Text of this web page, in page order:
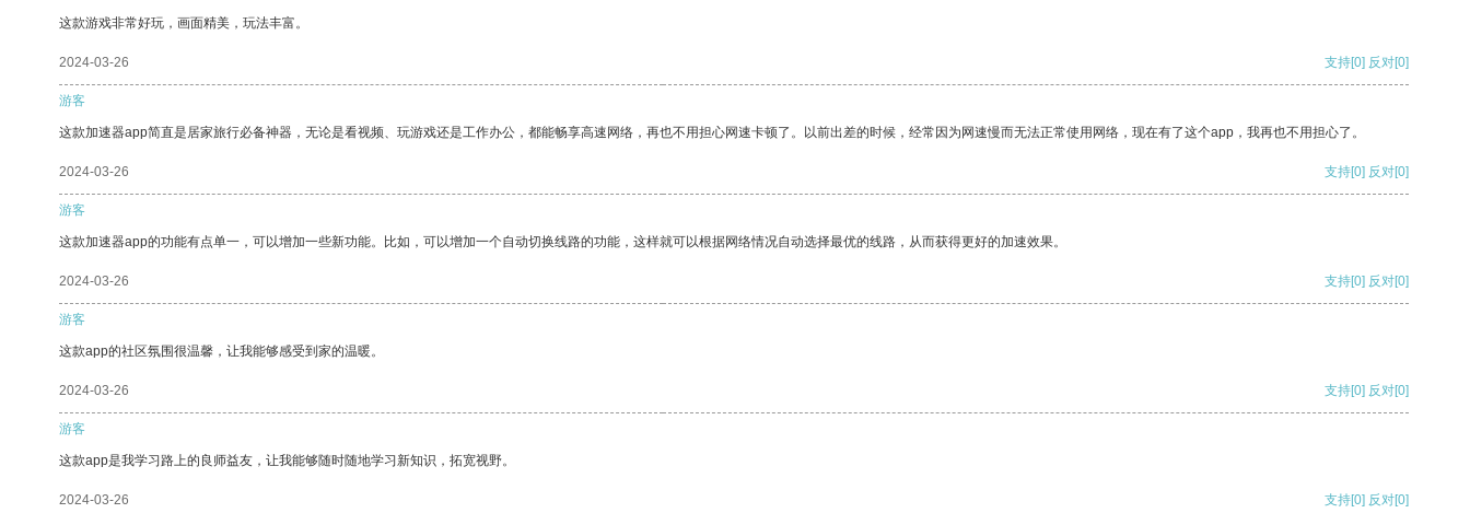
这款游戏非常好玩，画面精美，玩法丰富。
2024-03-26 支持[0] 反对[0]
游客
这款加速器app简直是居家旅行必备神器，无论是看视频、玩游戏还是工作办公，都能畅享高速网络，再也不用担心网速卡顿了。以前出差的时候，经常因为网速慢而无法正常使用网络，现在有了这个app，我再也不用担心了。
2024-03-26 支持[0] 反对[0]
游客
这款加速器app的功能有点单一，可以增加一些新功能。比如，可以增加一个自动切换线路的功能，这样就可以根据网络情况自动选择最优的线路，从而获得更好的加速效果。
2024-03-26 支持[0] 反对[0]
游客
这款app的社区氛围很温馨，让我能够感受到家的温暖。
2024-03-26 支持[0] 反对[0]
游客
这款app是我学习路上的良师益友，让我能够随时随地学习新知识，拓宽视野。
2024-03-26 支持[0] 反对[0]